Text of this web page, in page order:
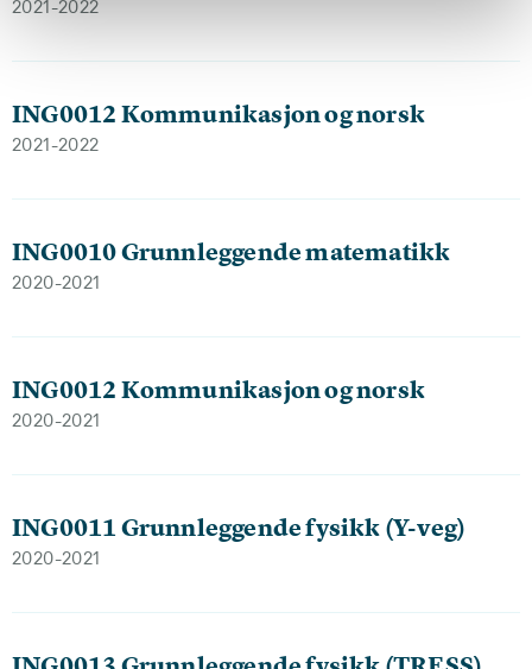
2021-2022
ING0012 Kommunikasjon og norsk
2021-2022
ING0010 Grunnleggende matematikk
2020-2021
ING0012 Kommunikasjon og norsk
2020-2021
ING0011 Grunnleggende fysikk (Y-veg)
2020-2021